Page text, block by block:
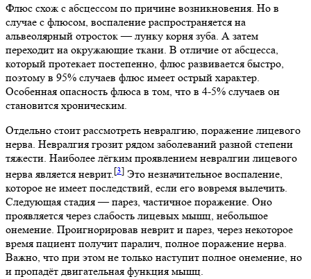
Флюс схож с абсцессом по причине возникновения. Но в
случае с флюсом, воспаление распространяется на
альвеолярный отросток — лунку корня зуба. А затем
переходит на окружающие ткани. В отличие от абсцесса,
который протекает постепенно, флюс развивается быстро,
поэтому в 95% случаев флюс имеет острый характер.
Особенная опасность флюса в том, что в 4-5% случаев он
становится хроническим.
Отдельно стоит рассмотреть невралгию, поражение лицевого
нерва. Невралгия грозит рядом заболеваний разной степени
тяжести. Наиболее лёгким проявлением невралгии лицевого
нерва является неврит.[3] Это незначительное воспаление,
которое не имеет последствий, если его вовремя вылечить.
Следующая стадия — парез, частичное поражение. Оно
проявляется через слабость лицевых мышц, небольшое
онемение. Проигнорировав неврит и парез, через некоторое
время пациент получит паралич, полное поражение нерва.
Важно, что при этом не только наступит полное онемение, но
и пропадёт двигательная функция мышц.